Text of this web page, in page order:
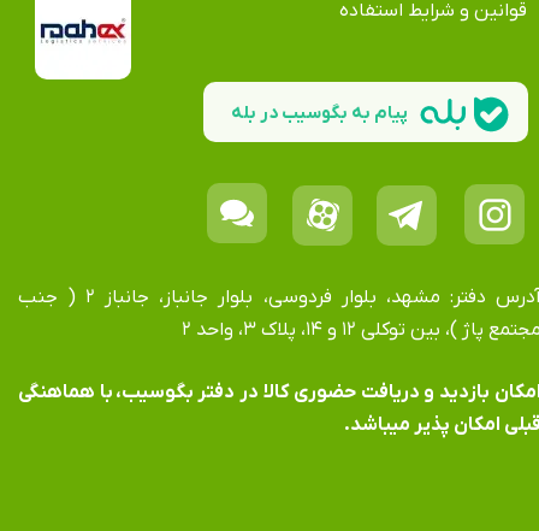
قوانین و شرایط استفاده
آدرس دفتر: مشهد، بلوار فردوسی، بلوار جانباز، جانباز ۲ ( جنب
پاژ )، بین توکلی ۱۲ و ۱۴، پلاک ۳، واحد ۲
بازدید و دریافت حضوری کالا در دفتر بگوسیب، با هماهنگی
امکان پذیر میباشد.
پیام به بگوسیب در بله